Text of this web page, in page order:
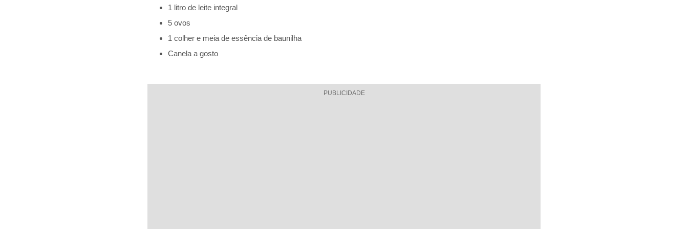
1 litro de leite integral
5 ovos
1 colher e meia de essência de baunilha
Canela a gosto
PUBLICIDADE